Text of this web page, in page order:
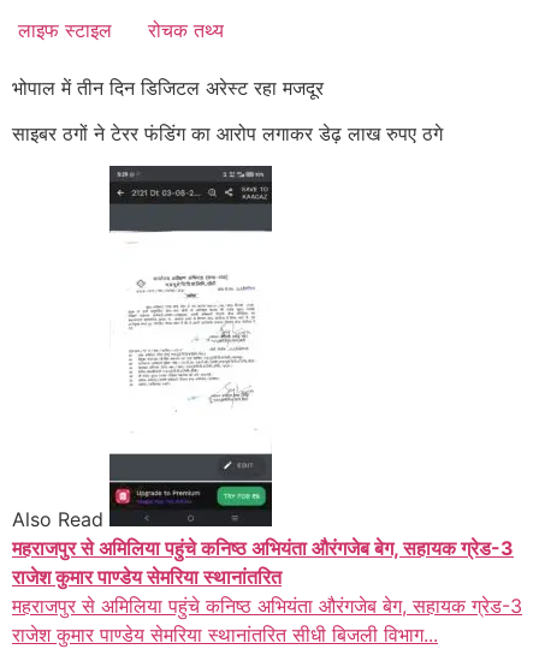
लाइफ स्टाइल
रोचक तथ्य
भोपाल में तीन दिन डिजिटल अरेस्ट रहा मजदूर
साइबर ठगों ने टेरर फंडिंग का आरोप लगाकर डेढ़ लाख रुपए ठगे
Also Read
महराजपुर से अमिलिया पहुंचे कनिष्ठ अभियंता औरंगजेब बेग, सहायक ग्रेड-3
राजेश कुमार पाण्डेय सेमरिया स्थानांतरित
महराजपुर से अमिलिया पहुंचे कनिष्ठ अभियंता औरंगजेब बेग, सहायक ग्रेड-3
राजेश कुमार पाण्डेय सेमरिया स्थानांतरित सीधी बिजली विभाग...